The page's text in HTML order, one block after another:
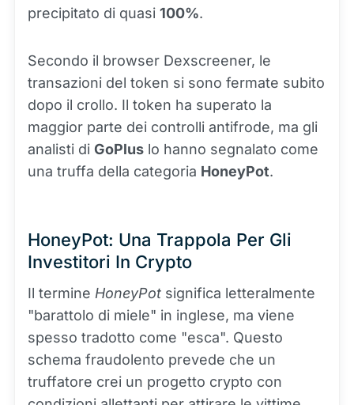
precipitato di quasi 100%.
Secondo il browser Dexscreener, le
transazioni del token si sono fermate subito
dopo il crollo. Il token ha superato la
maggior parte dei controlli antifrode, ma gli
analisti di GoPlus lo hanno segnalato come
una truffa della categoria HoneyPot.
HoneyPot: Una Trappola Per Gli
Investitori In Crypto
Il termine HoneyPot significa letteralmente
"barattolo di miele" in inglese, ma viene
spesso tradotto come "esca". Questo
schema fraudolento prevede che un
truffatore crei un progetto crypto con